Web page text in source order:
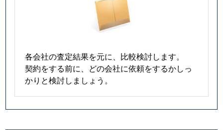
各会社の査定結果を元に、比較検討します。
契約をする前に、どの会社に依頼をするかしっ
かりと検討しましょう。